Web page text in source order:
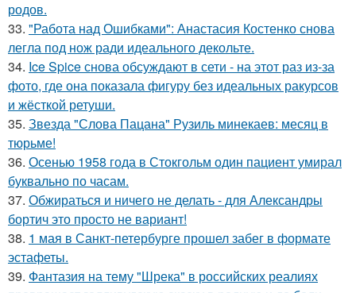
родов.
33. "Работа над Ошибками": Анастасия Костенко снова
легла под нож ради идеального декольте.
34. Ice Spice снова обсуждают в сети - на этот раз из-за
фото, где она показала фигуру без идеальных ракурсов
и жёсткой ретуши.
35. Звезда "Слова Пацана" Рузиль минекаев: месяц в
тюрьме!
36. Осенью 1958 года в Стокгольм один пациент умирал
буквально по часам.
37. Обжираться и ничего не делать - для Александры
бортич это просто не вариант!
38. 1 мая в Санкт-петербурге прошел забег в формате
эстафеты.
39. Фантазия на тему "Шрека" в российских реалиях